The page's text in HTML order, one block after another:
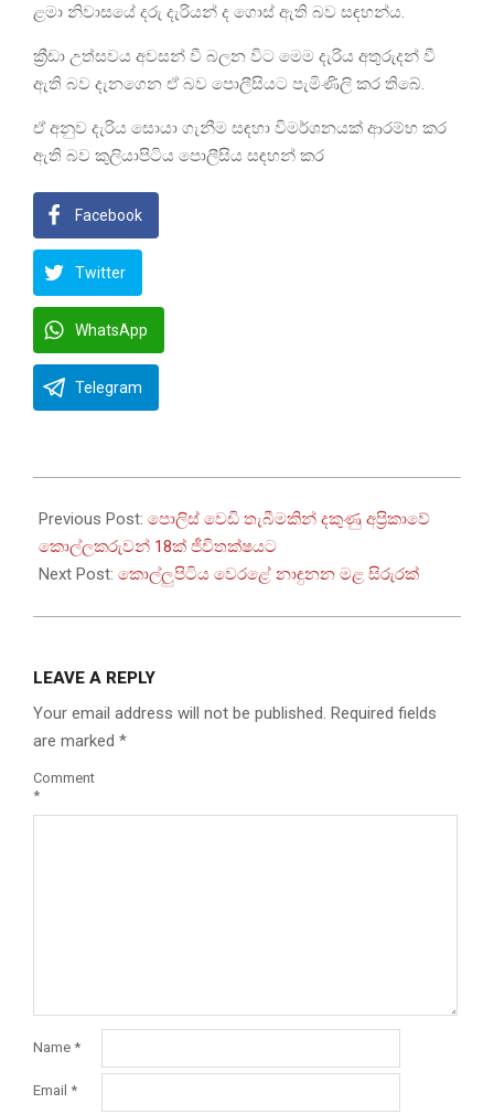
ළමා නිවාසයේ දරු දැරියන් ද ගොස් ඇති බව සඳහන්ය.
ක්‍රීඩා උත්සවය අවසන් වී බලන විට මෙම දැරිය අතුරුදන් වී
ඇති බව දැනගෙන ඒ බව පොලීසියට පැමිණිලි කර තිබේ.
ඒ අනුව දැරිය සොයා ගැනීම සඳහා විමර්ශනයක් ආරම්භ කර
ඇති බව කුලියාපිටිය පොලීසිය සඳහන් කර
Facebook
Twitter
WhatsApp
Telegram
09-
03
Previous Post: පොලිස් වෙඩි තැබීමකින් දකුණු අප්‍රිකාවේ
කොල්ලකරුවන් 18ක් ජීවිතක්ෂයට
Next Post: කොල්ලුපිටිය වෙරළේ නාඳුනන මළ සිරුරක්
LEAVE A REPLY
Your email address will not be published. Required fields
are marked *
Comment
*
Name *
Email *